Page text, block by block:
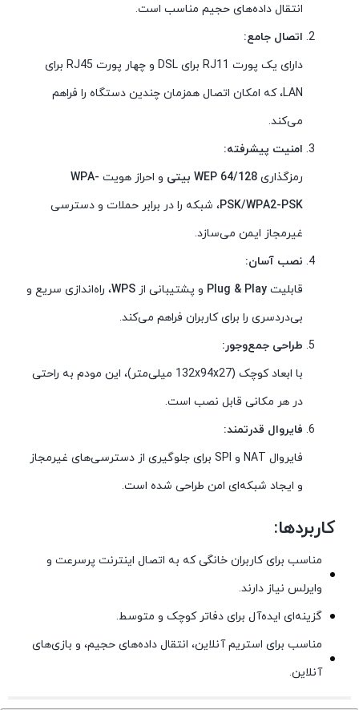
انتقال داده‌های حجیم مناسب است.
اتصال جامع:
دارای یک پورت RJ11 برای DSL و چهار پورت RJ45 برای
LAN، که امکان اتصال همزمان چندین دستگاه را فراهم
می‌کند.
امنیت پیشرفته:
رمزگذاری WEP 64/128 بیتی و احراز هویت WPA-
PSK/WPA2-PSK، شبکه را در برابر حملات و دسترسی
غیرمجاز ایمن می‌سازد.
نصب آسان:
قابلیت Plug & Play و پشتیبانی از WPS، راه‌اندازی سریع و
بی‌دردسری را برای کاربران فراهم می‌کند.
طراحی جمع‌وجور:
با ابعاد کوچک (132x94x27 میلی‌متر)، این مودم به راحتی
در هر مکانی قابل نصب است.
فایروال قدرتمند:
فایروال NAT و SPI برای جلوگیری از دسترسی‌های غیرمجاز
و ایجاد شبکه‌ای امن طراحی شده است.
کاربردها:
مناسب برای کاربران خانگی که به اتصال اینترنت پرسرعت و
وایرلس نیاز دارند.
گزینه‌ای ایده‌آل برای دفاتر کوچک و متوسط.
مناسب برای استریم آنلاین، انتقال داده‌های حجیم، و بازی‌های
آنلاین.